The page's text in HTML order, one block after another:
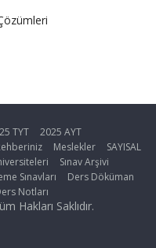
TYT
2025 AYT
Meslekler
SAYISAL
Sınav Arşivi
Sınavları
Ders Döküman
Notları
Hakları Saklıdır.